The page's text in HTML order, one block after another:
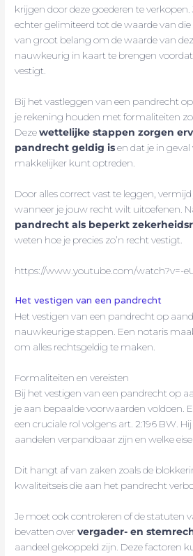
krijgen door deze goederen te
echter gelimiteerd tot de waarde van die
van groot belang om de waarde van
nauwkeurig in kaart te brengen
vestigt.
Bij het vastleggen van een pandrecht
je rekening houden met formaliteiten
Dezewettelijke stappen zorgen
pandrecht geldig isen dat je in
makkelijker kunt optreden.
Door alles correct vast te leggen,
wanneer je jouw recht wilt uitoefenen.
pandrecht als beperkt
weten hoe je precies zo’n recht vestigt.
https://www.youtube.com/watch?v=-
Het vestigen van een pandrecht
Het vestigen van een pandrecht op
nauwkeurige stappen. Een notaris
om alles rechtsgeldig te maken.
Formaliteiten en vereisten
Bij het vestigen van een pandrecht op
je aan bepaalde voorwaarden voldoen.
een cruciale rol volgens art. 2:196 BW.
aandelen verpandbaar zijn en welke
Dit hangt af van zaken zoals de
kwaliteitseis die aan het pandrecht
Je moet ook controleren of de statuten
bevatten oververgader- en
aandeel gekoppeld zijn. Deze factoren